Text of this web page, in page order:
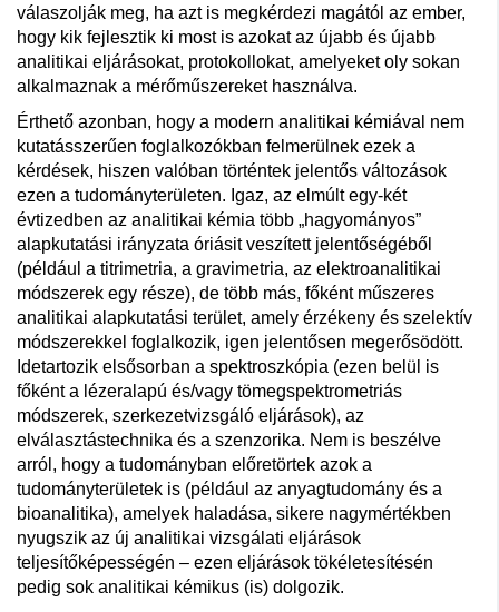
válaszolják meg, ha azt is megkérdezi magától az ember,
hogy kik fejlesztik ki most is azokat az újabb és újabb
analitikai eljárásokat, protokollokat, amelyeket oly sokan
alkalmaznak a mérőműszereket használva.
Érthető azonban, hogy a modern analitikai kémiával nem
kutatásszerűen foglalkozókban felmerülnek ezek a
kérdések, hiszen valóban történtek jelentős változások
ezen a tudományterületen. Igaz, az elmúlt egy-két
évtizedben az analitikai kémia több „hagyományos”
alapkutatási irányzata óriásit veszített jelentőségéből
(például a titrimetria, a gravimetria, az elektroanalitikai
módszerek egy része), de több más, főként műszeres
analitikai alapkutatási terület, amely érzékeny és szelektív
módszerekkel foglalkozik, igen jelentősen megerősödött.
Idetartozik elsősorban a spektroszkópia (ezen belül is
főként a lézeralapú és/vagy tömegspektrometriás
módszerek, szerkezetvizsgáló eljárások), az
elválasztástechnika és a szenzorika. Nem is beszélve
arról, hogy a tudományban előretörtek azok a
tudományterületek is (például az anyagtudomány és a
bioanalitika), amelyek haladása, sikere nagymértékben
nyugszik az új analitikai vizsgálati eljárások
teljesítőképességén – ezen eljárások tökéletesítésén
pedig sok analitikai kémikus (is) dolgozik.